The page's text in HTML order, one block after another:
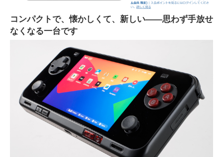
コンパクトで、懐かしくて、新しい――思わず手放せ
なくなる一台です